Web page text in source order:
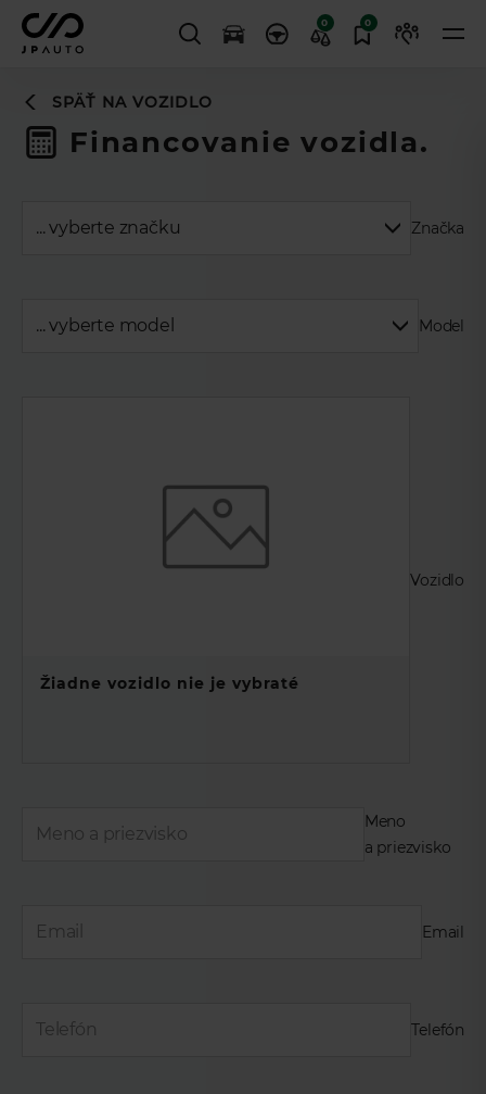
0 0
SPÄŤ NA VOZIDLO
Financovanie vozidla.
Značka
Model
Žiadne vozidlo nie je vybraté
Vozidlo
Meno
a priezvisko
Email
Telefón